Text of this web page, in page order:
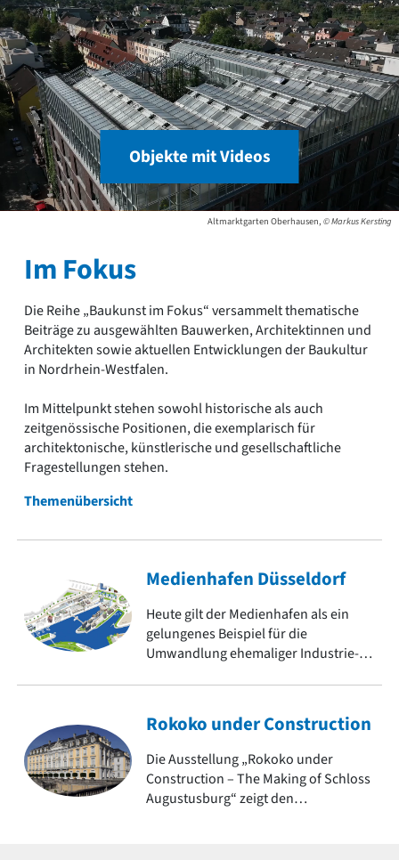
Objekte mit Videos
Altmarktgarten Oberhausen, © Markus Kersting
Im Fokus
Die Reihe „Baukunst im Fokus“ versammelt thematische
Beiträge zu ausgewählten Bauwerken, Architektinnen und
Architekten sowie aktuellen Entwicklungen der Baukultur
in Nordrhein-Westfalen.
Im Mittelpunkt stehen sowohl historische als auch
zeitgenössische Positionen, die exemplarisch für
architektonische, künstlerische und gesellschaftliche
Fragestellungen stehen.
Themenübersicht
Medienhafen Düsseldorf
Heute gilt der Medienhafen als ein
gelungenes Beispiel für die
Umwandlung ehemaliger Industrie-
Lebensräume. Er zeigt
architektonische Vielfalt und ist ein
Symbol für den Strukturwandel.
Rokoko under Construction
Die Ausstellung „Rokoko under
Construction – The Making of Schloss
Augustusburg“ zeigt den